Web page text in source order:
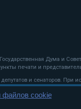
Дума и
печати и
и сенаторов. При
файлов cookie